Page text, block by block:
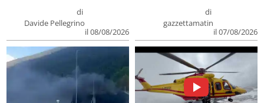
di
Davide Pellegrino
il 08/08/2026
di
gazzettamatin
il 07/08/2026